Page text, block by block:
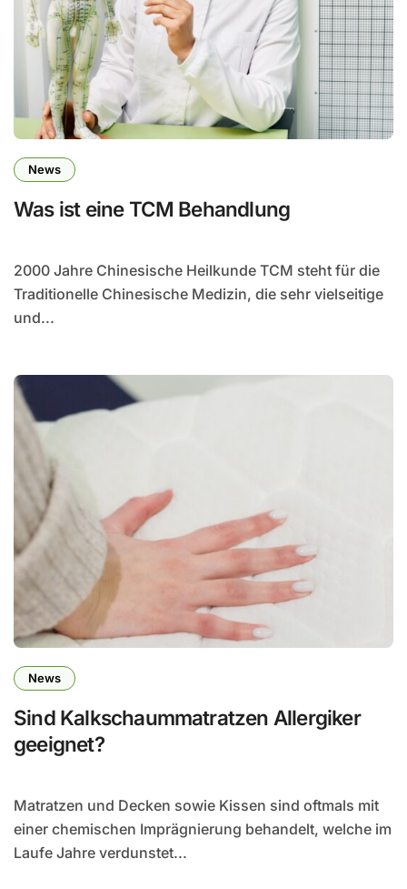
News
Was ist eine TCM Behandlung
2000 Jahre Chinesische Heilkunde TCM steht für die
Traditionelle Chinesische Medizin, die sehr vielseitige
und...
News
Sind Kalkschaummatratzen Allergiker
geeignet?
Matratzen und Decken sowie Kissen sind oftmals mit
einer chemischen Imprägnierung behandelt, welche im
Laufe Jahre verdunstet...